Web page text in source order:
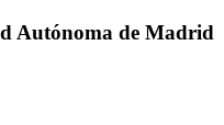
Autónoma de Madrid